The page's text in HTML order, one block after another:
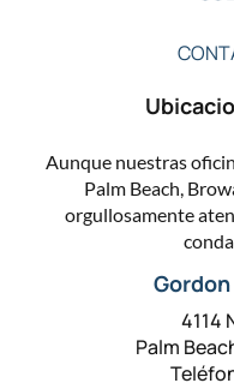
Aunque nuestras
Palm Beach,
orgullosamente
4114
Palm